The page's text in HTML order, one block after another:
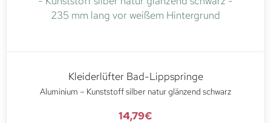
Kleiderlüfter Bad-Lippspringe
Aluminium – Kunststoff silber natur glänzend schwarz
14,79€